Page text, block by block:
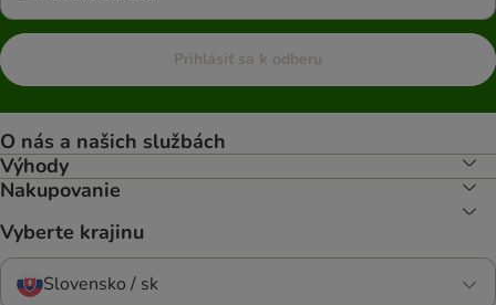
Prihlásiť sa k odberu
O nás a našich službách
Výhody
Nakupovanie
Vyberte krajinu
Slovensko / sk